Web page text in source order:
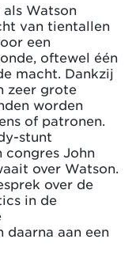
Watson
van tientallen
een
oftewel één
macht. Dankzij
zeer grote
worden
of patronen.
stunt
congres John
over Watson.
over de
in de
daarna aan een